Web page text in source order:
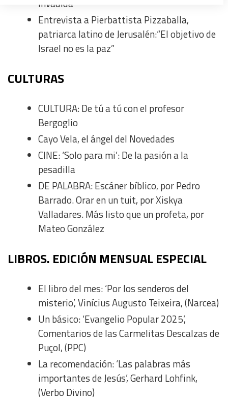
invadida
Entrevista a Pierbattista Pizzaballa,
patriarca latino de Jerusalén:“El objetivo de
Israel no es la paz”
CULTURAS
CULTURA: De tú a tú con el profesor
Bergoglio
Cayo Vela, el ángel del Novedades
CINE: ‘Solo para mi’: De la pasión a la
pesadilla
DE PALABRA: Escáner bíblico, por Pedro
Barrado. Orar en un tuit, por Xiskya
Valladares. Más listo que un profeta, por
Mateo González
LIBROS. EDICIÓN MENSUAL ESPECIAL
El libro del mes: ‘Por los senderos del
misterio’, Vinícius Augusto Teixeira, (Narcea)
Un básico: ‘Evangelio Popular 2025’,
Comentarios de las Carmelitas Descalzas de
Puçol, (PPC)
La recomendación: ‘Las palabras más
importantes de Jesús’, Gerhard Lohfink,
(Verbo Divino)
Create profiles to personalise content
Use profiles to select personalised content
Understand audiences through statistics or combinations
of data from different sources
Develop and improve services
Use limited data to select content
IAB Special Features:
Use precise geolocation data
Identify devices based on information actively requested
Non-IAB processing purposes:
Essential
Analytical
Functional
Advertising